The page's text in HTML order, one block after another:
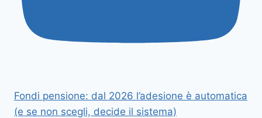
Fondi pensione: dal 2026 l’adesione è automatica
(e se non scegli, decide il sistema)